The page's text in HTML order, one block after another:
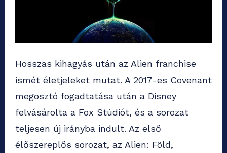
Hosszas kihagyás után az Alien franchise
ismét életjeleket mutat. A 2017-es Covenant
megosztó fogadtatása után a Disney
felvásárolta a Fox Stúdiót, és a sorozat
teljesen új irányba indult. Az első
élőszereplős sorozat, az Alien: Föld,